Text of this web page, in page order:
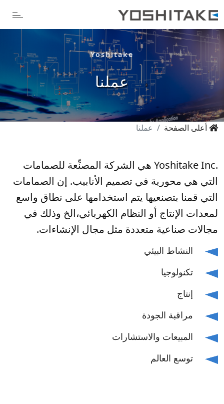
Yoshitake
عملنا
أعلى الصفحة عملنا
Yoshitake Inc. هي الشركة المصنِّعة للصمامات
التي هي محورية في تصميم الأنابيب. إن الصمامات
التي قمنا بتصنعيها يتم استخدامها على نطاق واسع
لمعدات الإنتاج أو النظام الكهربائي،الخ وذلك في
مجالات صناعية متعددة مثل مجال الإنشاءات.
النشاط البيئي
تكنولوجيا
إنتاج
مراقبة الجودة
المبيعات والاستشارات
توسع العالم